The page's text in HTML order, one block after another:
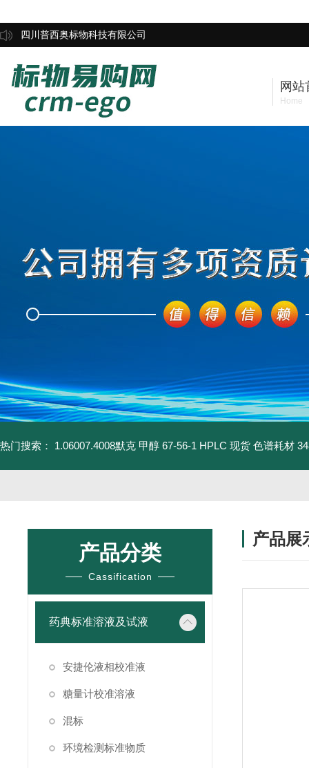
四川普西奥标物科技有限公司
网站
Home
热门搜索： 1.06007.4008默克 甲醇 67-56-1 HPLC 现货 色谱耗材
产品分类
Cassification
药典标准溶液及试液
安捷伦液相校准液
糖量计校准溶液
混标
环境检测标准物质
产品展